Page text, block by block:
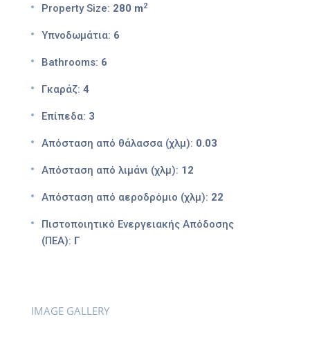
Property Size: 280 m2
Υπνοδωμάτια: 6
Bathrooms: 6
Γκαράζ: 4
Επίπεδα: 3
Απόσταση από θάλασσα (χλμ): 0.03
Απόσταση από λιμάνι (χλμ): 12
Απόσταση από αεροδρόμιο (χλμ): 22
Πιστοποιητικό Ενεργειακής Απόδοσης
(ΠΕΑ): Γ
IMAGE GALLERY